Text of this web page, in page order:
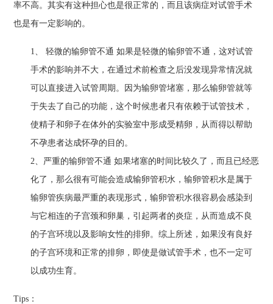
率不高。其实有这种担心也是很正常的，而且该病症对试管手术
也是有一定影响的。
1、 轻微的输卵管不通 如果是轻微的输卵管不通，这对试管
手术的影响并不大，在通过术前检查之后没发现异常情况就
可以直接进入试管周期。因为输卵管堵塞，那么输卵管就等
于失去了自己的功能，这个时候患者只有依赖于试管技术，
使精子和卵子在体外的实验室中形成受精卵，从而得以帮助
不孕患者达成怀孕的目的。
2、严重的输卵管不通 如果堵塞的时间比较久了，而且已经恶
化了，那么很有可能会造成输卵管积水，输卵管积水是属于
输卵管疾病最严重的表现形式，输卵管积水很容易会感染到
与它相连的子宫颈和卵巢，引起两者的炎症，从而造成不良
的子宫环境以及影响女性的排卵。综上所述，如果没有良好
的子宫环境和正常的排卵，即使是做试管手术，也不一定可
以成功生育。
Tips：